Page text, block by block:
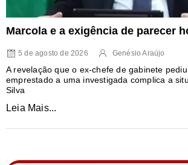
Marcola e a exigência de parecer
5 de agosto de 2026 Genésio Araújo
A revelação que o ex-chefe de gabinete
emprestado a uma investigada complica a
Silva
Leia Mais...